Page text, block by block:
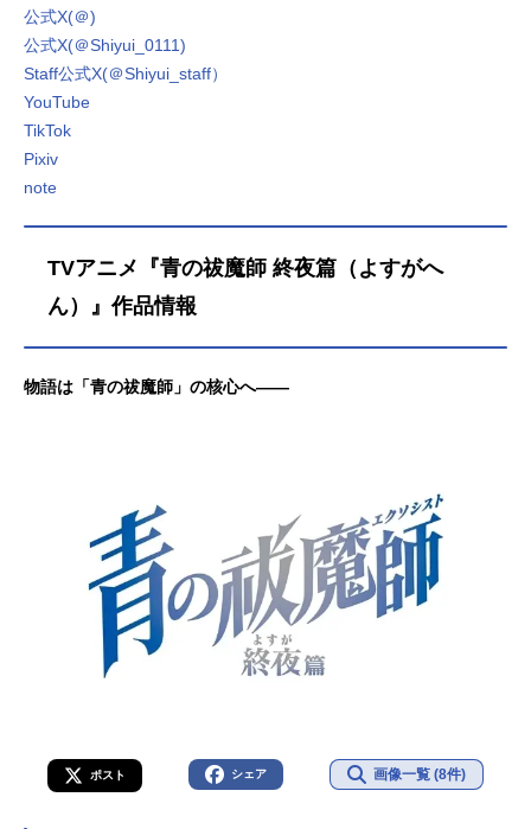
公式X(＠)
公式X(＠Shiyui_0111)
Staff公式X(＠Shiyui_staff）
YouTube
TikTok
Pixiv
note
TVアニメ『青の祓魔師 終夜篇（よすがへ
ん）』作品情報
物語は「青の祓魔師」の核心へ――
ポスト シェア 画像一覧 (8件)